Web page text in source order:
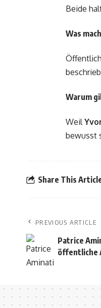
Beide
Was
Warum
Weil
bewusst
Share This
PREVIOUS ARTICLE
Patrice
öffentliche